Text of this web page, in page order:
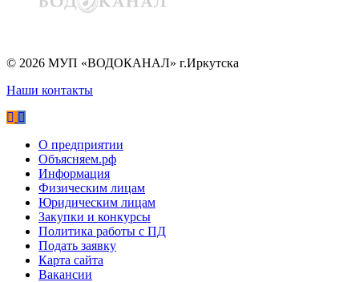
© 2026 МУП «ВОДОКАНАЛ» г.Иркутска
Наши контакты
О предприятии
Объясняем.рф
Информация
Физическим лицам
Юридическим лицам
Закупки и конкурсы
Политика работы с ПД
Подать заявку
Карта сайта
Вакансии